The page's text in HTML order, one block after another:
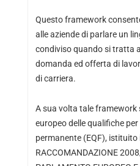
Questo framework
alle aziende di parlare un
condiviso quando si tratta
domanda ed offerta di
di carriera.
A sua volta tale framework
europeo delle qualifiche
permanente (EQF), istituito
RACCOMANDAZIONE